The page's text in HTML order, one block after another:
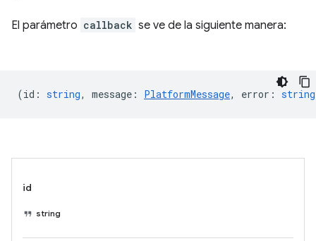
El parámetro callback se ve de la siguiente manera:
(id : string, message : PlatformMessage, error : string
id
string